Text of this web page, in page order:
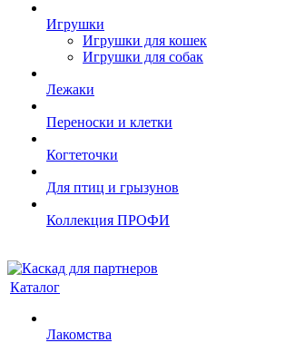
Игрушки
Игрушки для кошек
Игрушки для собак
Лежаки
Переноски и клетки
Когтеточки
Для птиц и грызунов
Коллекция ПРОФИ
Каталог
Лакомства